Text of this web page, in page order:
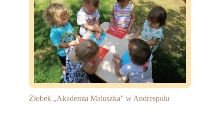
Partnerzy
Współpraca
Sponsorzy
Kontakt
Rekrutacja Widzew
Żłobek „Akademia Maluszka” w Andrespolu